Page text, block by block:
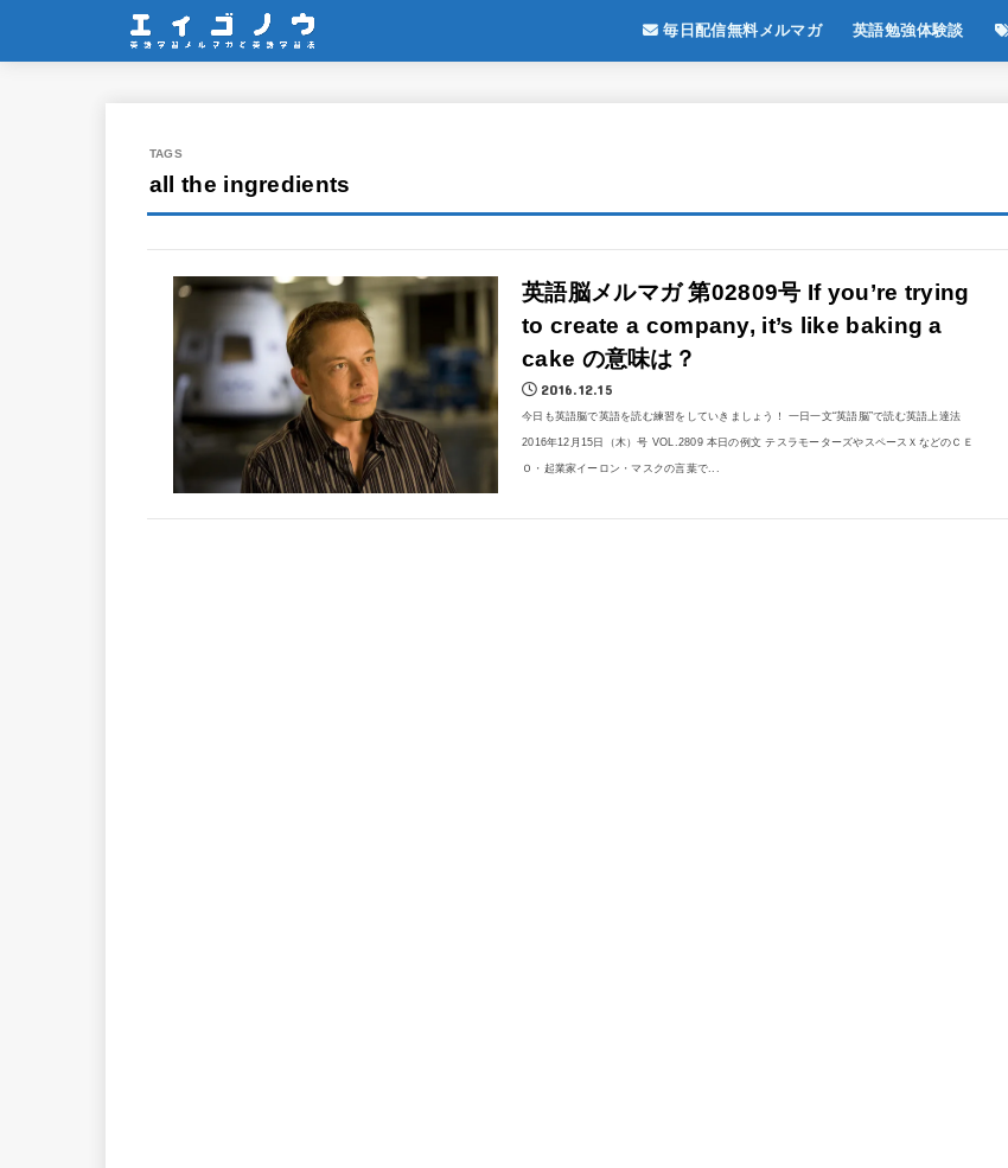
毎日配信無料メルマガ 英語勉強体験談
all the ingredients
英語脳メルマガ 第02809号 If you’re trying
to create a company, it’s like baking a
cake の意味は？
2016.12.15
今日も英語脳で英語を読む練習をしていきましょう！ 一日一文“英語脳”で読む英語上達法
2016年12月15日（木）号 VOL.2809 本日の例文 テスラモーターズやスペースＸなどのＣＥ
Ｏ・起業家イーロン・マスクの言葉で...